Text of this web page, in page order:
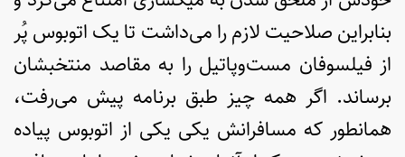
بنابراین صلاحیت لازم را می‌داشت تا یک اتوبوس پُر
از فیلسوفان مست‌وپاتیل را به مقاصد منتخبشان
برساند. اگر همه چیز طبق برنامه پیش می‌رفت،
همانطور که مسافرانش یکی یکی از اتوبوس پیاده